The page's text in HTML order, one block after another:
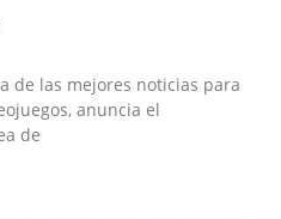
de las mejores noticias para
anuncia el
de